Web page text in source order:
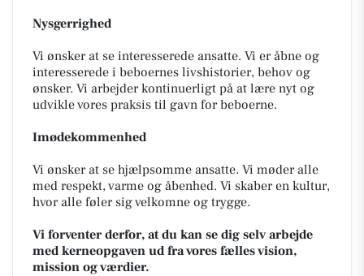
Nysgerrighed
Vi ønsker at se interesserede ansatte. Vi er åbne og
interesserede i beboernes livshistorier, behov og
ønsker. Vi arbejder kontinuerligt på at lære nyt og
udvikle vores praksis til gavn for beboerne.
Imødekommenhed
Vi ønsker at se hjælpsomme ansatte. Vi møder alle
med respekt, varme og åbenhed. Vi skaber en kultur,
hvor alle føler sig velkomne og trygge.
Vi forventer derfor, at du kan se dig selv arbejde
med kerneopgaven ud fra vores fælles vision,
mission og værdier.